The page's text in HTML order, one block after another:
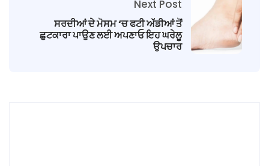
Next Post
ਸਰਦੀਆਂ ਦੇ ਮੋਸਮ ‘ਚ ਫਟੀ ਅੱਡੀਆਂ ਤੋਂ
ਛੁਟਕਾਰਾ ਪਾਉਣ ਲਈ ਅਪਣਾਓ ਇਹ ਘਰੇਲੂ
ਉਪਚਾਰ